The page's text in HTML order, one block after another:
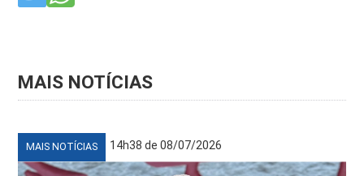
MAIS NOTÍCIAS
MAIS NOTÍCIAS 14h38 de 08/07/2026